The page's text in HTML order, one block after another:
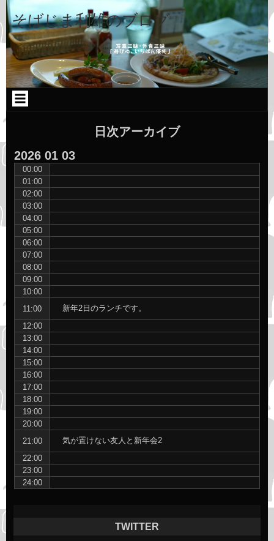
コ
ン
テ
ン
ツ
へ
ス
キ
ッ
Skip
to
TEXT-
9
Skip
to
CATEGORIES-
2
Skip
to
CATEGORIES-
2
そばじま利雄のブログ
日次アーカイブ
2026 01 03
00:00
01:00
02:00
03:00
04:00
05:00
06:00
07:00
08:00
09:00
10:00
11:00
新年2日のランチです。
12:00
13:00
14:00
15:00
16:00
17:00
18:00
19:00
20:00
21:00
気が置けない友人と新年会2
22:00
23:00
24:00
TWITTER